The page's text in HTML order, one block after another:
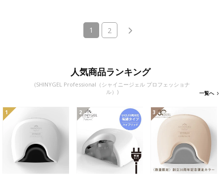
1 (current)
2
人気商品ランキング
(SHINYGEL Professional（シャイニージェル プロフェッショナ
ル）)
一覧へ
1 2 3